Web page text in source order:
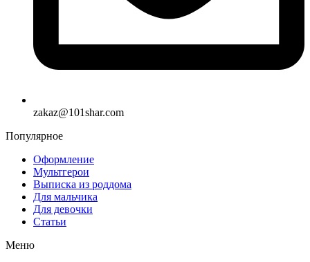
zakaz@101shar.com
Популярное
Оформление
Мультгерои
Выписка из роддома
Для мальчика
Для девочки
Статьи
Меню